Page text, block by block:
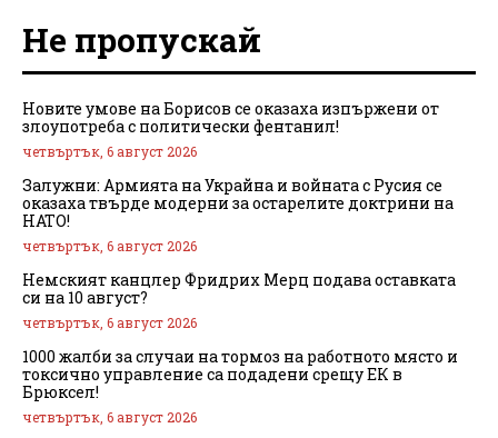
Не пропускай
Новите умове на Борисов се оказаха изпържени от
злоупотреба с политически фентанил!
четвъртък, 6 август 2026
Залужни: Армията на Украйна и войната с Русия се
оказаха твърде модерни за остарелите доктрини на
НАТО!
четвъртък, 6 август 2026
Немският канцлер Фридрих Мерц подава оставката
си на 10 август?
четвъртък, 6 август 2026
1000 жалби за случаи на тормоз на работното място и
токсично управление са подадени срещу ЕК в
Брюксел!
четвъртък, 6 август 2026